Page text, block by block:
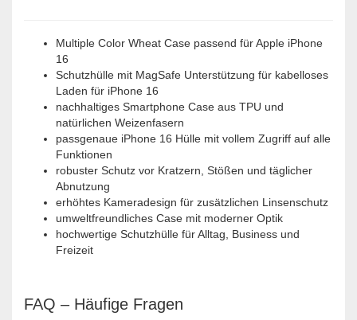
Multiple Color Wheat Case passend für Apple iPhone
16
Schutzhülle mit MagSafe Unterstützung für kabelloses
Laden für iPhone 16
nachhaltiges Smartphone Case aus TPU und
natürlichen Weizenfasern
passgenaue iPhone 16 Hülle mit vollem Zugriff auf alle
Funktionen
robuster Schutz vor Kratzern, Stößen und täglicher
Abnutzung
erhöhtes Kameradesign für zusätzlichen Linsenschutz
umweltfreundliches Case mit moderner Optik
hochwertige Schutzhülle für Alltag, Business und
Freizeit
FAQ – Häufige Fragen